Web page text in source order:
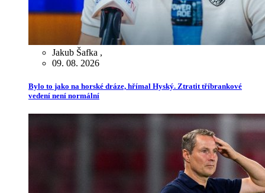
Jakub Šafka ,
09. 08. 2026
Bylo to jako na horské dráze, hřímal Hyský. Ztratit tříbrankové
vedení není normální